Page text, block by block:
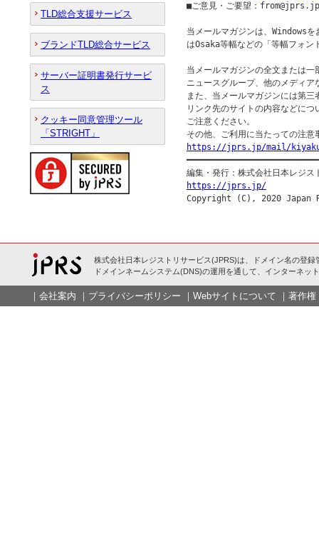
■ご意見・ご要望：from@jprs.jp
当メールマガジンは、Windowsを
はOsaka等幅などの「等幅フォン
当メールマガジンの全文または一
ニュースグループ、他のメディ
また、当メールマガジンには第
リンク先のサイトの内容などに
ご注意ください。
https://jprs.jp/mail/
https://jprs.jp/
TLD総合支援サービス
ブランドTLD総合サービス
サーバー証明書発行サービ
ス
クッキー同意管理ツール
「STRIGHT」
株式会社日本レジストリサービス(JPRS)は、ドメイン名の登録
ドメインネームシステム(DNS)の運用を通して、インターネッ
｜ 会社案内 ｜ プライバシーポリシー ｜ Webサイトについて ｜ 著作権